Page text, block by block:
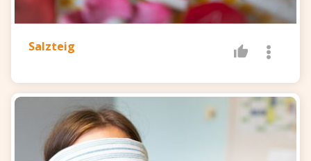
Salzteig